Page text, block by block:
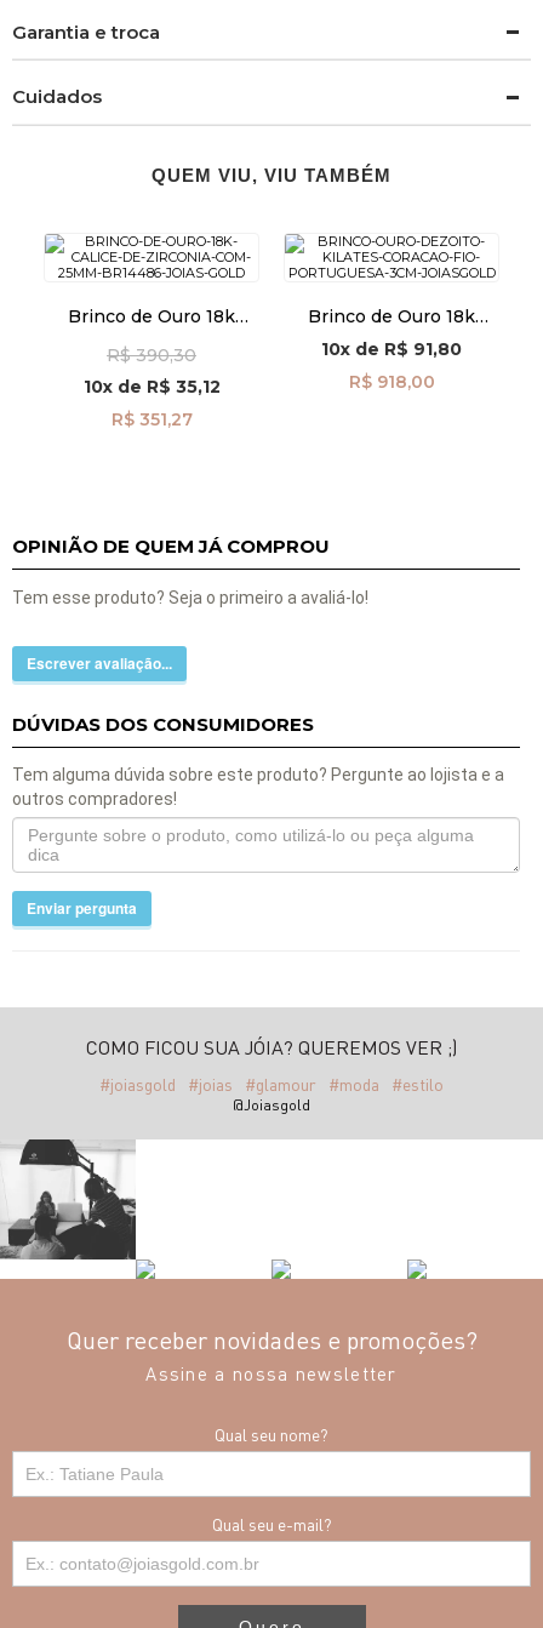
Garantia e troca
Cuidados
QUEM VIU, VIU TAMBÉM
Brinco de Ouro 18k
2,5mm br14486
R$ 390,30
10xde R$ 35,12
R$ 351,27
Brinco de Ouro 18k
Coração com Fio
Portuguesa 3cm
br29504
10x de R$ 91,80
R$ 918,00
OPINIÃO DE QUEM JÁ COMPROU
Tem esse produto? Seja o primeiro a avaliá-lo!
Escrever avaliação...
DÚVIDAS DOS CONSUMIDORES
Tem alguma dúvida sobre este produto? Pergunte ao lojista e a
outros compradores!
Enviar pergunta
COMO FICOU SUA JÓIA? QUEREMOS VER ;)
#joiasgold #joias #glamour #moda #estilo
@Joiasgold
Quer receber novidades e promoções?
Assine a nossa newsletter
Qual seu nome?
Qual seu e-mail?